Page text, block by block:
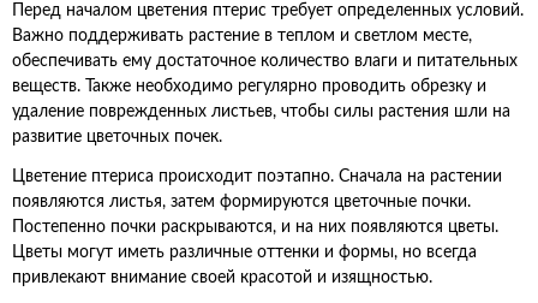
Перед началом цветения птерис требует определенных условий.
Важно поддерживать растение в теплом и светлом месте,
обеспечивать ему достаточное количество влаги и питательных
веществ. Также необходимо регулярно проводить обрезку и
удаление поврежденных листьев, чтобы силы растения шли на
развитие цветочных почек.
Цветение птериса происходит поэтапно. Сначала на растении
появляются листья, затем формируются цветочные почки.
Постепенно почки раскрываются, и на них появляются цветы.
Цветы могут иметь различные оттенки и формы, но всегда
привлекают внимание своей красотой и изящностью.